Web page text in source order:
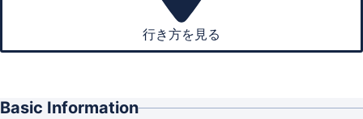
行き方を見る
Basic Information